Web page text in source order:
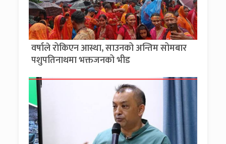
वर्षाले रोकिएन आस्था, साउनको अन्तिम सोमबार
पशुपतिनाथमा भक्तजनको भीड